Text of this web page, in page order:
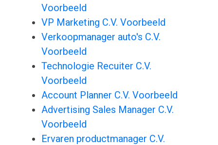
Voorbeeld
VP Marketing C.V. Voorbeeld
Verkoopmanager auto's C.V.
Voorbeeld
Technologie Recuiter C.V.
Voorbeeld
Account Planner C.V. Voorbeeld
Advertising Sales Manager C.V.
Voorbeeld
Ervaren productmanager C.V.